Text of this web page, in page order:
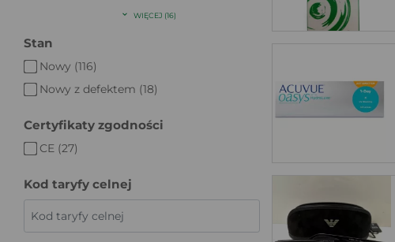
WIĘCEJ (16)
Stan
Nowy (116)
Nowy z defektem (18)
Certyfikaty zgodności
CE (27)
Kod taryfy celnej